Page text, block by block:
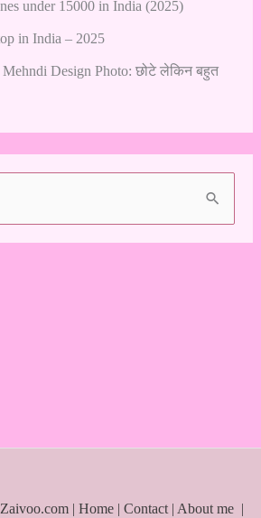
under 15000 in India (2025)
in India – 2025
Mehndi Design Photo: छोटे लेकिन बहुत
| Home| Contact| About me |